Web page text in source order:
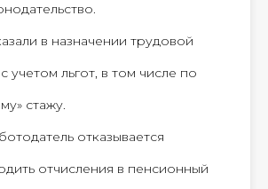
в назначении трудовой
учетом льгот, в том числе по
стажу.
отказывается
отчисления в пенсионный